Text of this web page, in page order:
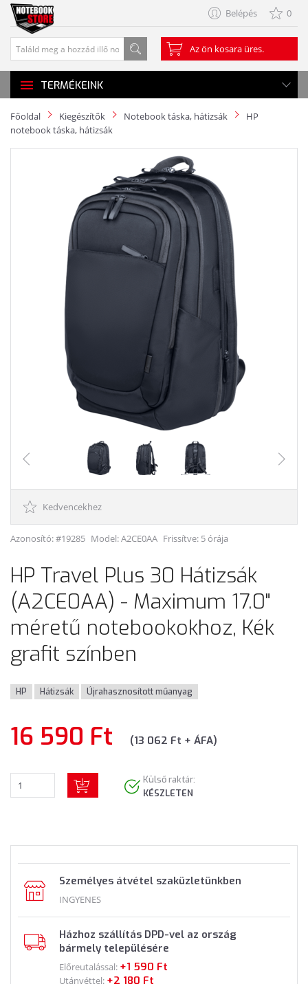
Belépés 0
Az ön kosara üres.
TERMÉKEINK
Főoldal Kiegészítők Notebook táska, hátizsák
HP
notebook táska, hátizsák
Kedvencekhez
Azonosító: #19285 Model:A2CE0AA Frissítve: 5 órája
HP Travel Plus 30 Hátizsák
(A2CE0AA) - Maximum 17.0"
méretű notebookokhoz, Kék
grafit színben
HP Hátizsák Újrahasznosított műanyag
16 590 Ft (13 062 Ft + ÁFA)
Külső raktár:
KÉSZLETEN
Személyes átvétel szaküzletünkben
INGYENES
Házhoz szállítás DPD-vel az ország
bármely településére
Előreutalással: +1 590 Ft
Utánvéttel: +2 180 Ft